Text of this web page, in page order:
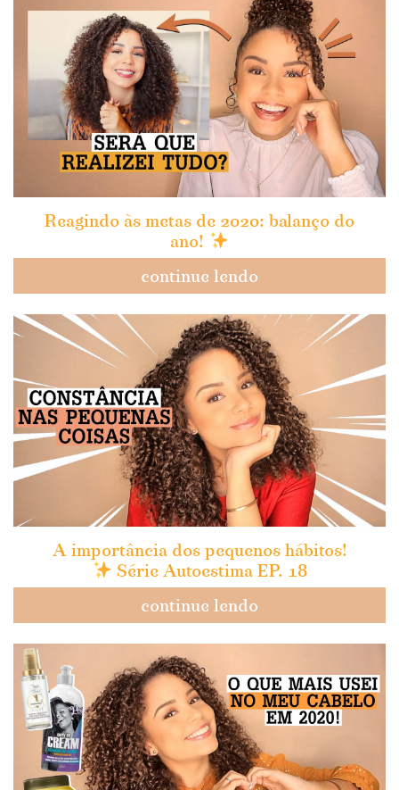
Reagindo às metas de 2020: balanço do
ano!
continue lendo
A importância dos pequenos hábitos!
Série Autoestima EP. 18
continue lendo